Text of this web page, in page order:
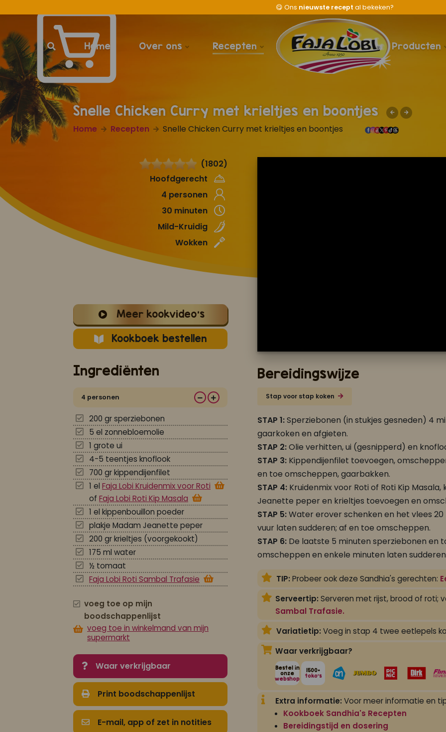
😋 Ons nieuwste recept al bekeken?
Home Over ons Recepten Producten
Snelle Chicken Curry met krieltjes en boontjes
Home Recepten Snelle Chicken Curry met krieltjes en boontjes
(1802)
Hoofdgerecht
4 personen
30 minuten
Mild-Kruidig
Wokken
Meer kookvideo's
Kookboek bestellen
Ingrediënten
4 personen
200 gr sperziebonen
5 el zonnebloemolie
1 grote ui
4-5 teentjes knoflook
700 gr kippendijenfilet
1 el Faja Lobi Kruidenmix voor Roti
of Faja Lobi Roti Kip Masala
1 el kippenbouillon poeder
plakje Madam Jeanette peper
200 gr krieltjes (voorgekookt)
175 ml water
½ tomaat
Faja Lobi Roti Sambal Trafasie
voeg toe op mijn
boodschappenlijst
voeg toe in winkelmand van mijn
supermarkt
Waar verkrijgbaar
Print boodschappenlijst
E-mail, app of zet in notities
Bereidingswijze
Stap voor stap koken
STAP 1:Sperziebonen (in stukjes gesneden) 4
gaarkoken en afgieten.
STAP 2:Olie verhitten, ui (gesnipperd) en
STAP 3: Kippendijenfilet toevoegen,
en toe omscheppen, gaarbakken.
STAP 4: Kruidenmix voor Roti of Roti Kip
Jeanette peper en krieltjes toevoegen en
STAP 5:Water erover schenken en het vlees
vuur laten sudderen; af en toe omscheppen.
STAP 6: De laatste 5 minuten sperziebonen en
omscheppen en enkele minuten laten
TIP: Probeer ook deze Sandhia's gerechten:
Serveertip: Serveren met rijst, brood of roti;
Sambal Trafasie.
Variatietip: Voeg in stap 4 twee eetlepels
Waar verkrijgbaar?
Bestel in
onze
webshop
1500+
toko's
Extra informatie: Voor meer informatie en
Kookboek Sandhia's Recepten
Bereidingstijd en dosering